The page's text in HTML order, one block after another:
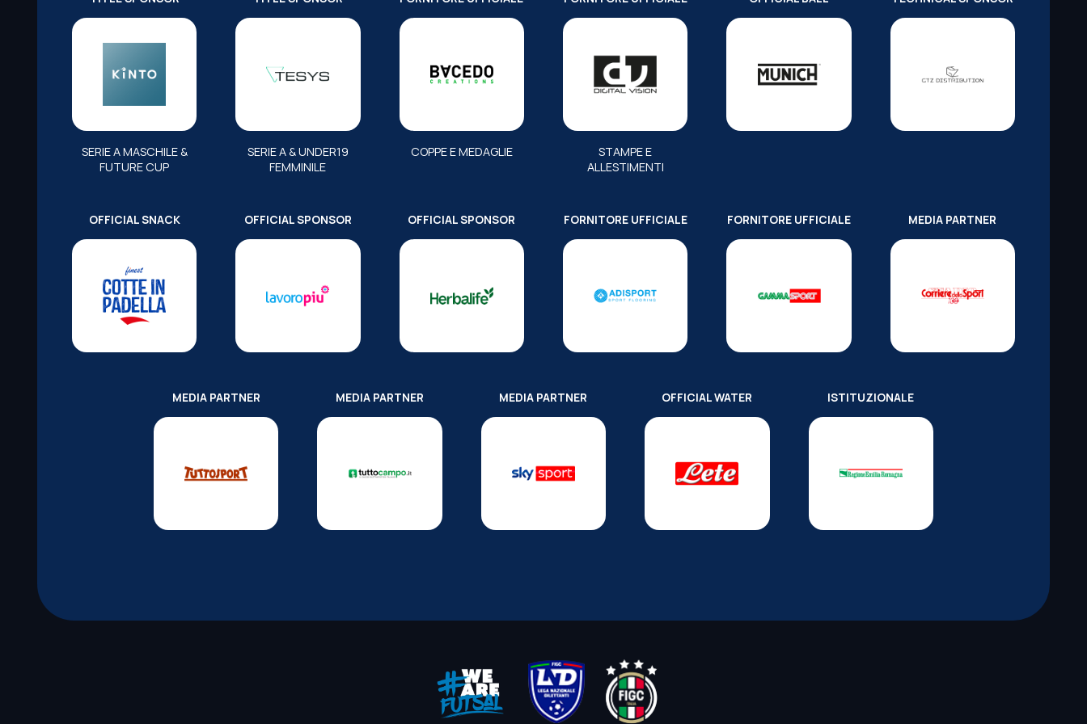
SERIE A MASCHILE &
FUTURE CUP
SERIE A & UNDER19
FEMMINILE
COPPE E MEDAGLIE
STAMPE E
ALLESTIMENTI
OFFICIAL SNACK OFFICIAL SPONSOR OFFICIAL SPONSOR FORNITORE UFFICIALE FORNITORE UFFICIALE MEDIA PARTNER
MEDIA PARTNER MEDIA PARTNER MEDIA PARTNER OFFICIAL WATER ISTITUZIONALE